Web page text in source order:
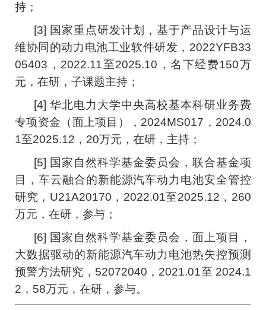
持；
[3] 国家重点研发计划，基于产品设计与运
维协同的动力电池工业软件研发，2022YFB33
05403，2022.11至2025.10，名下经费150万
元，在研，子课题主持；
[4] 华北电力大学中央高校基本科研业务费
专项资金（面上项目），2024MS017，2024.0
1至2025.12，20万元，在研，主持；
[5] 国家自然科学基金委员会，联合基金项
目，车云融合的新能源汽车动力电池安全管控
研究，U21A20170，2022.01至2025.12，260
万元，在研，参与；
[6] 国家自然科学基金委员会，面上项目，
大数据驱动的新能源汽车动力电池热失控预测
预警方法研究，52072040，2021.01至 2024.1
2，58万元，在研，参与。